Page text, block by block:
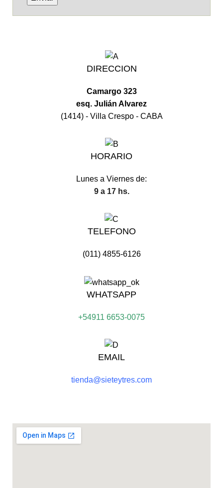
DIRECCION
Camargo 323
esq. Julián Alvarez
(1414) - Villa Crespo - CABA
HORARIO
Lunes a Viernes de:
9 a 17 hs.
TELEFONO
(011) 4855-6126
WHATSAPP
+54911 6653-0075
EMAIL
tienda@sieteytres.com